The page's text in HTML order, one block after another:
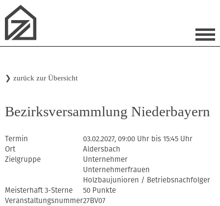
❯ zurück zur Übersicht
Bezirksversammlung Niederbayern
Termin
03.02.2027, 09:00 Uhr bis 15:45 Uhr
Ort
Aldersbach
Zielgruppe
Unternehmer
Unternehmerfrauen
Holzbaujunioren / Betriebsnachfolger
Meisterhaft 3-Sterne
50 Punkte
Veranstaltungsnummer27BV07